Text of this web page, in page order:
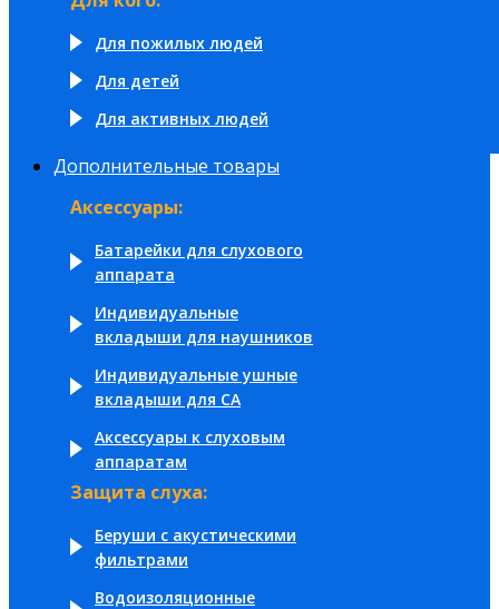
Для пожилых людей
Для детей
Для активных людей
Дополнительные товары
Аксессуары:
Батарейки для слухового
аппарата
Индивидуальные
вкладыши для наушников
Индивидуальные ушные
вкладыши для СА
Аксессуары к слуховым
аппаратам
Защита слуха:
Беруши с акустическими
фильтрами
Водоизоляционные